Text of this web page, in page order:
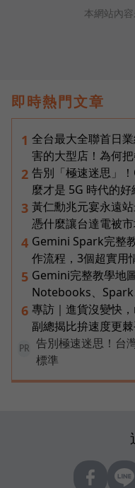
本網站內容
即時熱門文章
1 全台最大全聯首日
害的大型店！為何
2 告別「極速迷思」
麼才是 5G 時代的好
3 黃仁勳兆元宴永遠
憑什麼讓台達電被
4 Gemini Spark完整
作流程，3個超實用
5 Gemini完整教學地
Notebooks、
6 專訪｜進貨沒變快
副總揭比拚速度更
PR
告別極速迷思！台
標準